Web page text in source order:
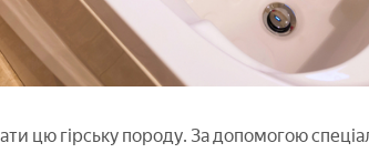
цю гірську породу. За допомогою